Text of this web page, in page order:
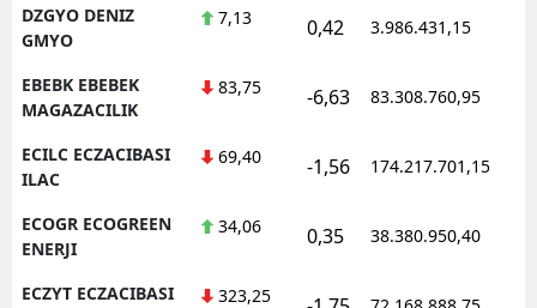
DZGYO DENIZ
GMYO
7,13 0,42 3.986.431,15
EBEBK EBEBEK
MAGAZACILIK
83,75 -6,63 83.308.760,95
ECILC ECZACIBASI
ILAC
69,40 -1,56 174.217.701,15
ECOGR ECOGREEN
ENERJI
34,06 0,35 38.380.950,40
ECZYT ECZACIBASI
323,25